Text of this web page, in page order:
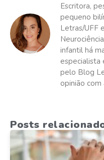
Escritora,
pequeno
Letras/UFF
infantil há
especialista
pelo Blog
opinião com
Posts